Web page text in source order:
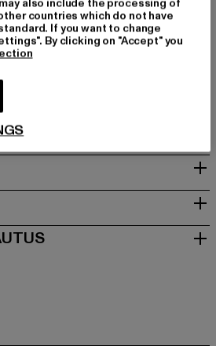
red
100% Puuvilla
countries which do not have
If you want to change
By clicking on "Accept" you